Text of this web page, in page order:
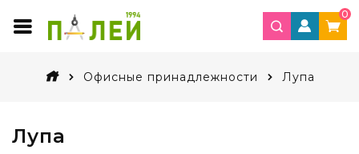
0
Офисные принадлежности Лупа
Лупа